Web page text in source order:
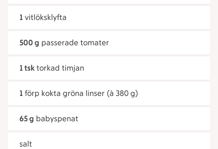
1 vitlöksklyfta
500 g passerade tomater
1 tsk torkad timjan
1 förp kokta gröna linser (à 380 g)
65 g babyspenat
salt